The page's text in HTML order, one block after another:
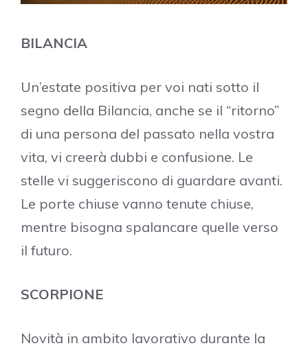
BILANCIA
Un’estate positiva per voi nati sotto il
segno della Bilancia, anche se il “ritorno”
di una persona del passato nella vostra
vita, vi creerà dubbi e confusione. Le
stelle vi suggeriscono di guardare avanti.
Le porte chiuse vanno tenute chiuse,
mentre bisogna spalancare quelle verso
il futuro.
SCORPIONE
Novità in ambito lavorativo durante la